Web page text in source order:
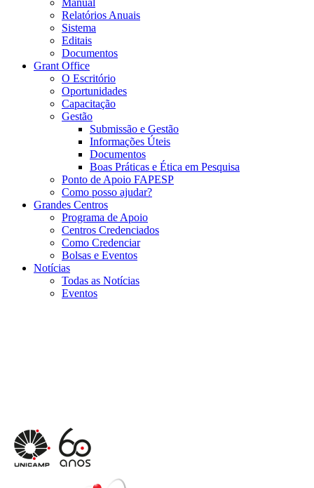
Manual
Relatórios Anuais
Sistema
Editais
Documentos
Grant Office
O Escritório
Oportunidades
Capacitação
Gestão
Submissão e Gestão
Informações Úteis
Documentos
Boas Práticas e Ética em Pesquisa
Ponto de Apoio FAPESP
Como posso ajudar?
Grandes Centros
Programa de Apoio
Centros Credenciados
Como Credenciar
Bolsas e Eventos
Notícias
Todas as Notícias
Eventos